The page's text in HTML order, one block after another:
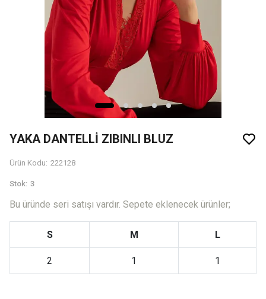
YAKA DANTELLİ ZIBINLI BLUZ
Ürün Kodu: 222128
Stok: 3
Bu üründe seri satışı vardır. Sepete eklenecek ürünler;
S M L
2 1 1